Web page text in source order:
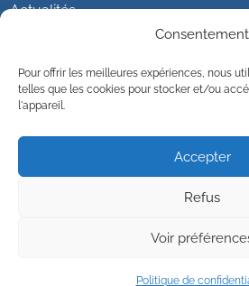
Consentement
Pour offrir les meilleures expériences, nous
telles que les cookies pour stocker et/ou
l'appareil.
Accepter
Refus
Voir
Politique de
Actualités